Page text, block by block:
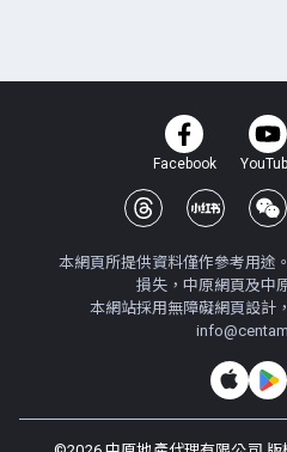
Facebook
本網頁所提供資料僅作參考用途
損失，中原網頁及中
本網站採用無障礙網頁設計